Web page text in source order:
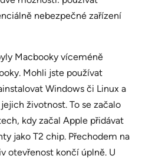
nebezpečné zařízení
Macbooky víceméně
Mohli jste používat
Windows či Linux a
životnost. To se začalo
kdy začal Apple přidávat
jako T2 chip. Přechodem na
otevřenost končí úplně. U